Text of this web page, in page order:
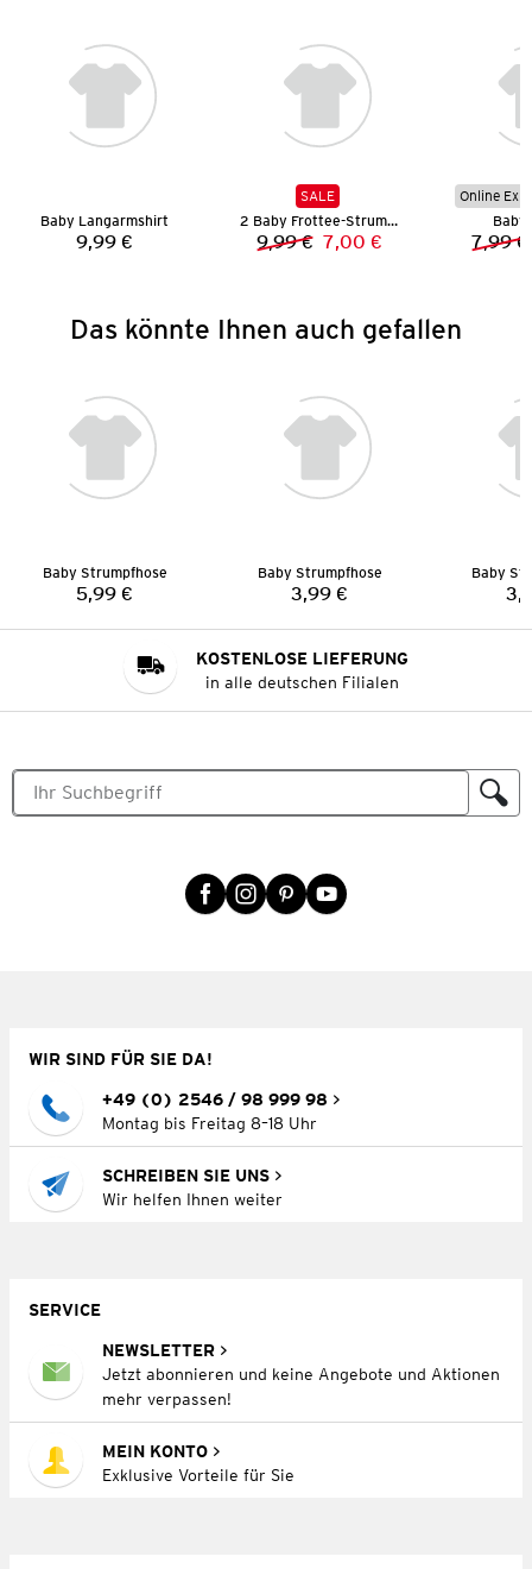
Baby Langarmshirt
Preis:
9,99 €
SALE
2 Baby Frottee-Strumpfhosen
Vorheriger Preis:
9,99 € Neuer Preis:
7,00 €
Online
Baby
7,99 €
Das könnte Ihnen auch gefallen
Baby Strumpfhose
Preis:
5,99 €
Baby Strumpfhose
Preis:
3,99 €
Baby
KOSTENLOSE LIEFERUNG
in alle deutschen Filialen
WIR SIND FÜR SIE DA!
+49 (0) 2546 / 98 999 98
Montag bis Freitag 8–18 Uhr
SCHREIBEN SIE UNS
Wir helfen Ihnen weiter
SERVICE
NEWSLETTER
Jetzt abonnieren und keine Angebote und Aktionen
mehr verpassen!
MEIN KONTO
Exklusive Vorteile für Sie